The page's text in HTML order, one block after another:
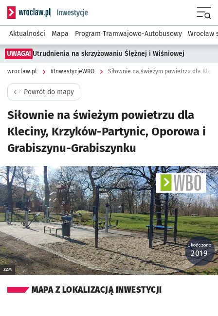
Serwis informacyjny wroclaw.pl podserwis:
Aktualności Mapa Program Tramwajowo-Autobusowy Wrocław
UWAGA! Utrudnienia na skrzyżowaniu Ślężnej i Wiśniowej
wroclaw.pl #InwestycjeWRO
Powrót do mapy
Siłownie na świeżym powietrzu dla
Kleciny, Krzyków-Partynic, Oporowa i
Grabiszynu-Grabiszynku
ZZM
Ukończono:
2019
MAPA Z LOKALIZACJĄ INWESTYCJI